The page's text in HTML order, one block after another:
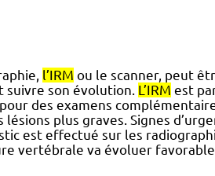
l’IRM ou le scanner, peut
suivre son évolution. L’IRM est
des examens
lésions plus graves. Signes
est effectué sur les
vertébrale va évoluer